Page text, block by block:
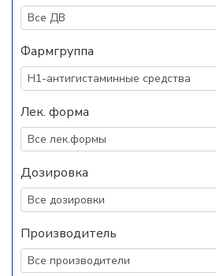
Фармгруппа
Лек. форма
Дозировка
Производитель